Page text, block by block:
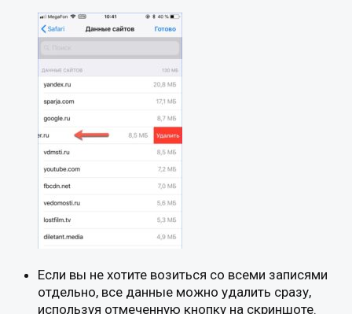
Если вы не хотите возиться со всеми записями
отдельно, все данные можно удалить сразу,
используя отмеченную кнопку на скриншоте.